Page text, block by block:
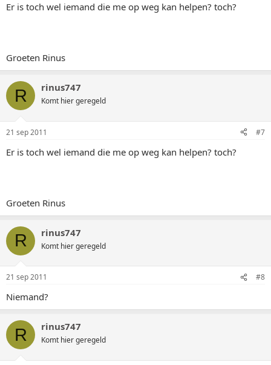
Er is toch wel iemand die me op weg kan helpen? toch?
Groeten Rinus
R rinus747
Komt hier geregeld
21 sep 2011 #7
Er is toch wel iemand die me op weg kan helpen? toch?
Groeten Rinus
R rinus747
Komt hier geregeld
21 sep 2011 #8
Niemand?
R rinus747
Komt hier geregeld